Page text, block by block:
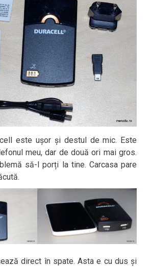
este ușor și destul de mic. Este
meu, dar de două ori mai gros.
să-l porți la tine. Carcasa pare
direct în spate. Asta e cu dus și